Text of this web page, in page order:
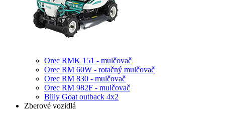
Orec RMK 151 - mulčovač
Orec RM 60W - rotačný mulčovač
Orec RM 830 - mulčovač
Orec RM 982F - mulčovač
Billy Goat outback 4x2
Zberové vozidlá